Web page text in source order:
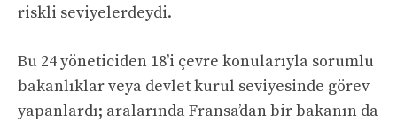
riskli seviyelerdeydi.
Bu 24 yöneticiden 18’i çevre konularıyla sorumlu
bakanlıklar veya devlet kurul seviyesinde görev
yapanlardı; aralarında Fransa’dan bir bakanın da